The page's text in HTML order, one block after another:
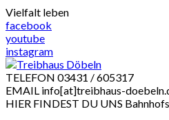
Skip
to
content
Vielfalt leben
facebook
youtube
instagram
TELEFON 03431 / 605317
EMAIL info[at]treibhaus-
HIER FINDEST DU UNS